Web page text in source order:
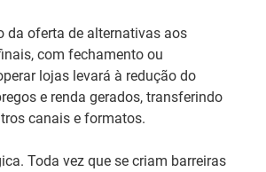
da oferta de alternativas aos
com fechamento ou
lojas levará à redução do
e renda gerados, transferindo
canais e formatos.
Toda vez que se criam barreiras